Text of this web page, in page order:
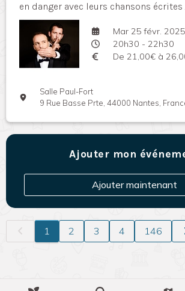
en danger avec leurs chansons écrites
Mar 25 févr. 2025
20h30 - 22h30
De 21,00€ à
Salle Paul-Fort
9 Rue Basse Prte, 44000 Nantes,
Ajouter mon
Ajouter maintenant
1 2 3 4 146